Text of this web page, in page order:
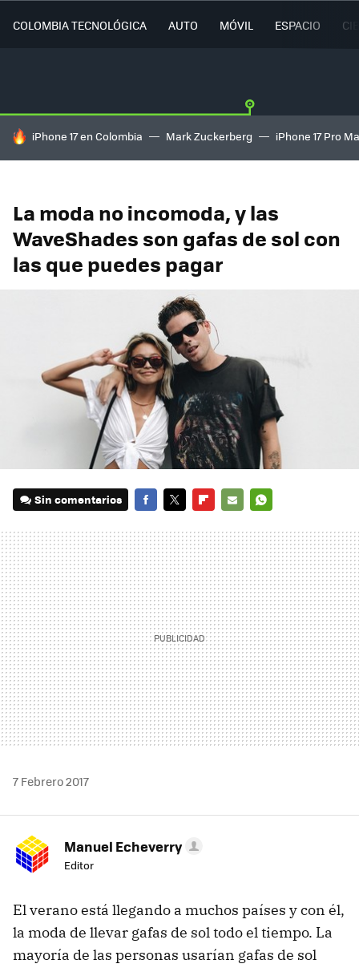
COLOMBIA TECNOLÓGICA AUTO MÓVIL ESPACIO
HOY SE HABLA DE
iPhone 17 en Colombia Mark Zuckerberg iPhone 17 Pro
La moda no incomoda, y las
WaveShades son gafas de sol con
las que puedes pagar
Sin comentarios
MAIL
7 Febrero 2017
Manuel Echeverry
Editor
El verano está llegando a muchos países y con él,
la moda de llevar gafas de sol todo el tiempo. La
mayoría de las personas usarían gafas de sol